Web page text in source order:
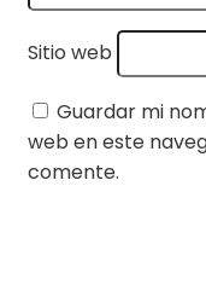
Sitio web
Guardar mi
web en este
comente.